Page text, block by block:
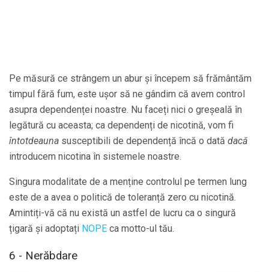
Pe măsură ce strângem un abur și începem să frământăm
timpul fără fum, este ușor să ne gândim că avem control
asupra dependenței noastre. Nu faceți nici o greșeală în
legătură cu aceasta; ca dependenți de nicotină, vom fi
întotdeauna susceptibili de dependență încă o dată dacă
introducem nicotina în sistemele noastre.
Singura modalitate de a menține controlul pe termen lung
este de a avea o politică de toleranță zero cu nicotină.
Amintiți-vă că nu există un astfel de lucru ca o singură
țigară și adoptați NOPE ca motto-ul tău.
6 - Nerăbdare